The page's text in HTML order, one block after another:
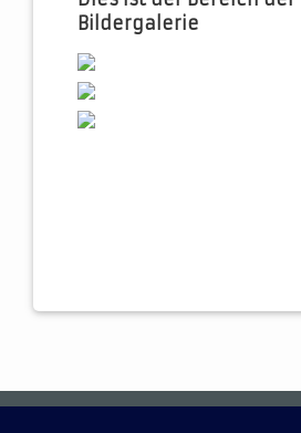
Bildergalerie